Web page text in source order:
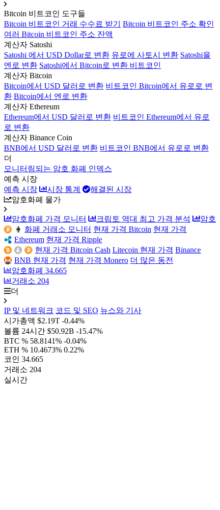
Bitcoin 비트코인 도구들
Bitcoin 비트코인 거래 수수료 받기
Bitcoin 비트코인 주소 확인
여러 Bitcoin 비트코인 주소 잔액
계산자 Satoshi
Satoshi 에서 USD Dollar로 변환 유로에 사토시 변환 Satoshi을
엔로 변환 Satoshi에서 Bitcoin로 변환 비트코인
계산자 Bitcoin
Bitcoin에서 USD 달러로 변환 비트코인 Bitcoin에서 유로로 변
환 Bitcoin에서 엔로 변환
계산자 Ethereum
Ethereum에서 USD 달러로 변환 비트코인 Ethereum에서 유로
로 변환
계산자 Binance Coin
BNB에서 USD 달러로 변환 비트코인 BNB에서 유로로 변환
더
모니터링되는 암호 화폐 인덱스
예측 시장
예측 시장
시장 통계
해결된 시장
암호화폐 물가
암호화폐 가격 모니터 크립토 역대 최고 가격 분석
암호
화폐 거래소 모니터 현재 가격 Bitcoin 현재 가격
Ethereum 현재 가격 Ripple
현재 가격 Bitcoin Cash Litecoin 현재 가격 Binance
BNB 현재 가격 현재 가격 Monero 더 많은 동전
암호화폐 34.665
거래소 204
더
IP 및 네트워크 코드 및 SEO 뉴스와 기사
시가총액 $2.19T -0.44%
볼륨 24시간 $50.92B -15.47%
BTC % 58.8141% -0.04%
ETH % 10.4673% 0.22%
코인 34.665
거래소 204
실시간